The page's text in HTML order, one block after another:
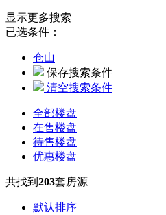
显示更多搜索
已选条件：
仓山
保存搜索条件
清空搜索条件
全部楼盘
在售楼盘
待售楼盘
优惠楼盘
共找到 203套房源
默认排序